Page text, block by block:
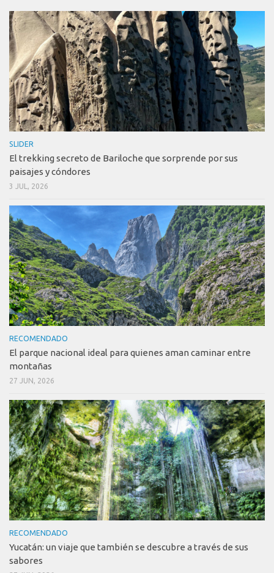
SLIDER
El trekking secreto de Bariloche que sorprende por sus
paisajes y cóndores
3 JUL, 2026
RECOMENDADO
El parque nacional ideal para quienes aman caminar entre
montañas
27 JUN, 2026
RECOMENDADO
Yucatán: un viaje que también se descubre a través de sus
sabores